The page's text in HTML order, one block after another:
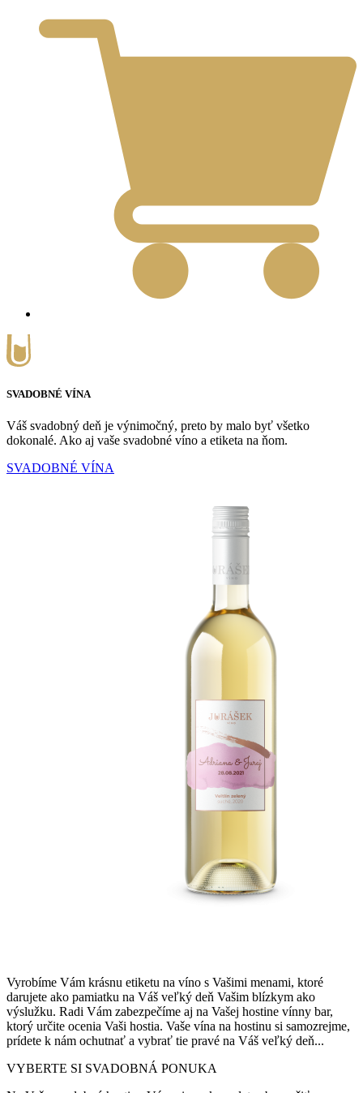
SVADOBNÉ VÍNA
Váš svadobný deň je výnimočný, preto by malo byť všetko
dokonalé. Ako aj vaše svadobné víno a etiketa na ňom.
SVADOBNÉ VÍNA
Vyrobíme Vám krásnu etiketu na víno s Vašimi menami, ktoré
darujete ako pamiatku na Váš veľký deň Vašim blízkym ako
výslužku. Radi Vám zabezpečíme aj na Vašej hostine vínny bar,
ktorý určite ocenia Vaši hostia. Vaše vína na hostinu si samozrejme,
prídete k nám ochutnať a vybrať tie pravé na Váš veľký deň...
VYBERTE SI SVADOBNÁ PONUKA